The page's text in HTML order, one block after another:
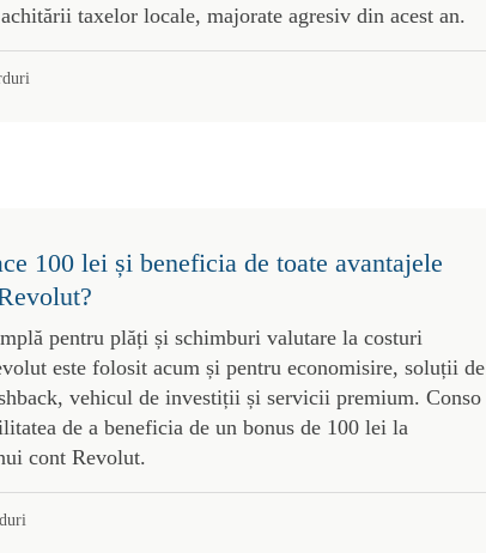
taxelor locale, majorate agresiv din acest an.
100 lei și beneficia de toate avantajele
pentru plăți și schimburi valutare la costuri
este folosit acum și pentru economisire, soluții de
vehicul de investiții și servicii premium. Conso
de a beneficia de un bonus de 100 lei la
cont Revolut.